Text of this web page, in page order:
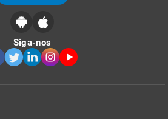
Siga-nos